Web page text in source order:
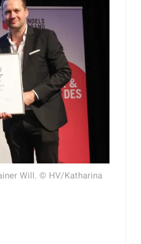
Will. © HV/Katharina